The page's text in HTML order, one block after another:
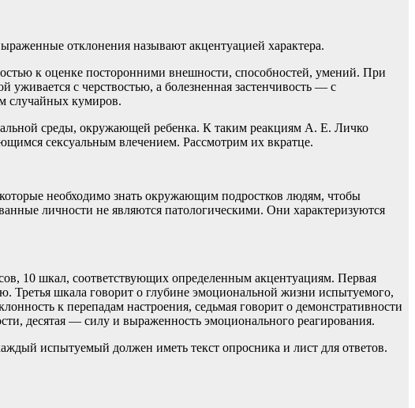
отклонения называют акцентуацией характера.
к оценке посторонними внешности, способностей, умений. При
с черствостью, а болезненная застенчивость — с
случайных кумиров.
среды, окружающей ребенка. К таким реакциям А. Е. Личко
сексуальным влечением. Рассмотрим их вкратце.
необходимо знать окружающим подростков людям, чтобы
личности не являются патологическими. Они характеризуются
10 шкал, соответствующих определенным акцентуациям. Первая
Третья шкала говорит о глубине эмоциональной жизни испытуемого,
к перепадам настроения, седьмая говорит о демонстративности
десятая — силу и выраженность эмоционального реагирования.
испытуемый должен иметь текст опросника и лист для ответов.